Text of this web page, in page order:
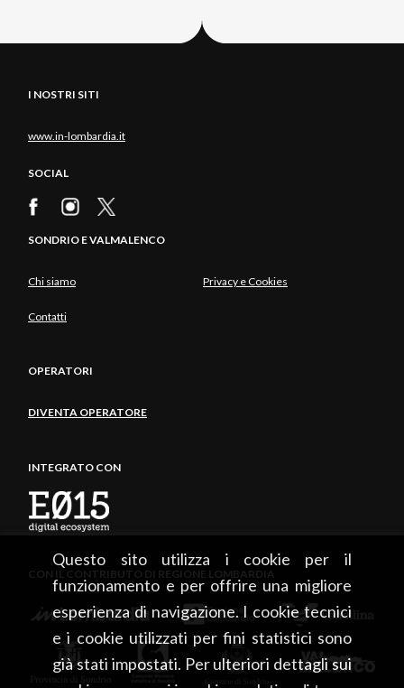
Questo sito utilizza i cookie per il
funzionamento e per offrire una migliore
esperienza di navigazione. I cookie tecnici
e i cookie utilizzati per fini statistici sono
già stati impostati. Per ulteriori dettagli sui
I NOSTRI SITI
www.in-lombardia.it
SOCIAL
SONDRIO E VALMALENCO
Chi siamo Privacy e Cookies
Contatti
OPERATORI
DIVENTA OPERATORE
INTEGRATO CON
CON IL CONTRIBUTO DI REGIONE LOMBARDIA